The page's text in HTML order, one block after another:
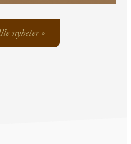
nyheter »